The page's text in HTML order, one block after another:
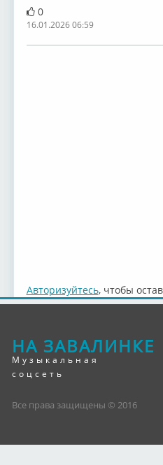
0
16.01.2026 06:59
Авторизуйтесь, чтобы
НА ЗАВАЛИНКЕ
Музыкальная
соцсеть
Все права защищены © 2016